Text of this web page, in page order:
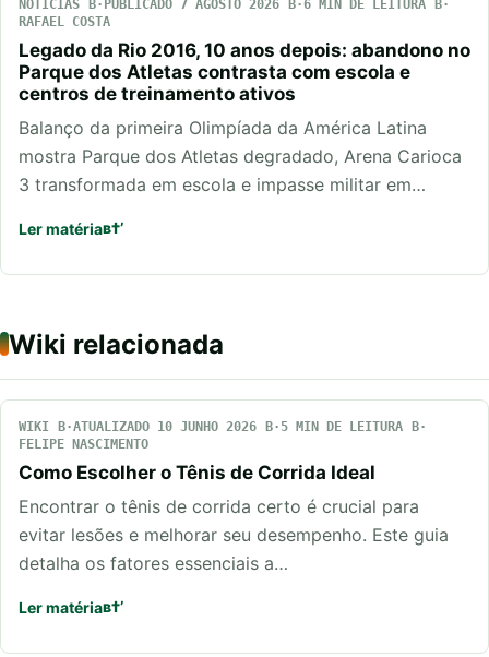
NOTÍCIAS PUBLICADO 7 AGOSTO 2026
6 MIN DE LEITURA
RAFAEL COSTA
Legado da Rio 2016, 10 anos depois: abandono no
Parque dos Atletas contrasta com escola e
centros de treinamento ativos
Balanço da primeira Olimpíada da América Latina
mostra Parque dos Atletas degradado, Arena Carioca
3 transformada em escola e impasse militar em…
Ler matéria
Wiki relacionada
WIKI ATUALIZADO 10 JUNHO 2026
5 MIN DE LEITURA
FELIPE NASCIMENTO
Como Escolher o Tênis de Corrida Ideal
Encontrar o tênis de corrida certo é crucial para
evitar lesões e melhorar seu desempenho. Este guia
detalha os fatores essenciais a…
Ler matéria